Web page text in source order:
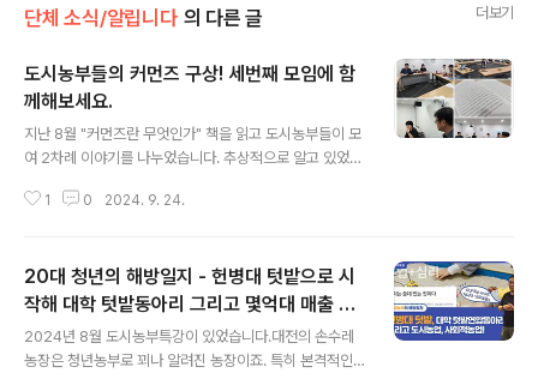
단체 소식/알립니다 의 다른 글 더보기
도시농부들의 커먼즈 구상! 세번째 모임에 함
께해보세요.
지난 8월 "커먼즈란 무엇인가" 책을 읽고 도시농부들이 모
여 2차례 이야기를 나누었습니다. 추상적으로 알고 있었던
기하는게 많은 도움이 되었습니다. ​지난 9월 두번째 모임
10월 모임은 준비된 이야기로 토론해보고자 합니다. ​흥미
있는 이야기라 생각되시면 언제든 열려있으니 참여하세요.
도시농부들의 커먼즈 구상!일시 : 2024년 10월 10일 오
후7시장소 : 인천도시농업네트워크 교육실​내용 : 도시농부
커먼즈 구상하고 토론하기구월 공동체텃밭 만들기 (바람)K
1 0 2024. 9. 24.
20대 청년의 해방일지 - 헌병대 텃밭으로 시
작해 대학 텃밭동아리 그리고 몇억대 매출 농
장에서 폐업, 재시작 준비
2024년 8월 도시농부특강이 있었습니다.대전의 손수레
농장은 청년농부로 꾀나 알려진 농장이죠. 특히 본격적인